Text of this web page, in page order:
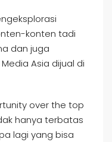
konten tadi
dan juga
Asia dijual di
over the top
hanya terbatas
lagi yang bisa